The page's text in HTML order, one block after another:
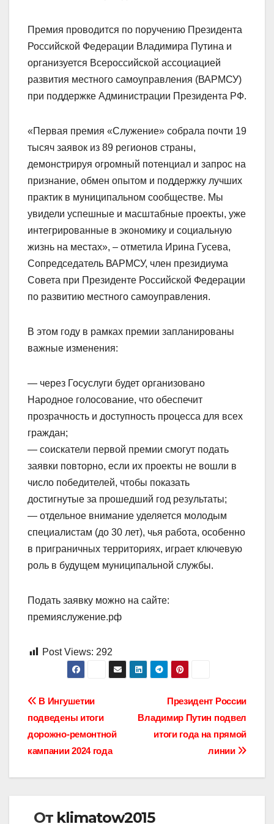
Премия проводится по поручению Президента
Российской Федерации Владимира Путина и
организуется Всероссийской ассоциацией
развития местного самоуправления (ВАРМСУ)
при поддержке Администрации Президента РФ.
«Первая премия «Служение» собрала почти 19
тысяч заявок из 89 регионов страны,
демонстрируя огромный потенциал и запрос на
признание, обмен опытом и поддержку лучших
практик в муниципальном сообществе. Мы
увидели успешные и масштабные проекты, уже
интегрированные в экономику и социальную
жизнь на местах», – отметила Ирина Гусева,
Сопредседатель ВАРМСУ, член президиума
Совета при Президенте Российской Федерации
по развитию местного самоуправления.
В этом году в рамках премии запланированы
важные изменения:
— через Госуслуги будет организовано
Народное голосование, что обеспечит
прозрачность и доступность процесса для всех
граждан;
— соискатели первой премии смогут подать
заявки повторно, если их проекты не вошли в
число победителей, чтобы показать
достигнутые за прошедший год результаты;
— отдельное внимание уделяется молодым
специалистам (до 30 лет), чья работа, особенно
в приграничных территориях, играет ключевую
роль в будущем муниципальной службы.
Подать заявку можно на сайте:
премияслужение.рф
Post Views: 292
Навигация
по
записям
Президент России
Владимир Путин подвел
итоги года на прямой
линии
В Ингушетии
подведены итоги
дорожно-ремонтной
кампании 2024 года
От klimatow2015